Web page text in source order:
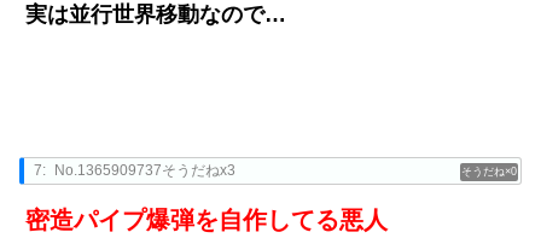
実は並行世界移動なので…
0
7: No.1365909737そうだねx3
密造パイプ爆弾を自作してる悪人